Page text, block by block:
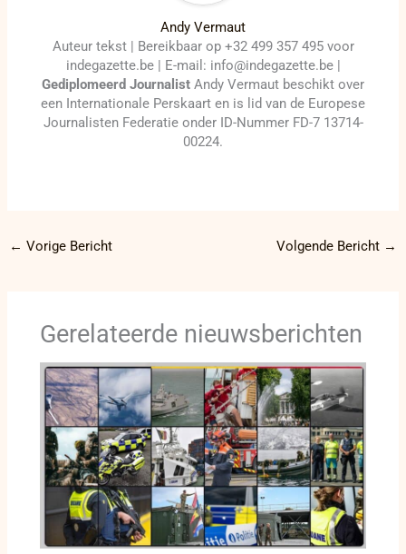
Andy Vermaut
Auteur tekst | Bereikbaar op +32 499 357 495 voor
indegazette.be | E-mail: info@indegazette.be |
Gediplomeerd Journalist Andy Vermaut beschikt over
een Internationale Perskaart en is lid van de Europese
Journalisten Federatie onder ID-Nummer FD-7 13714-
00224.
← Vorige Bericht Volgende Bericht →
Gerelateerde nieuwsberichten